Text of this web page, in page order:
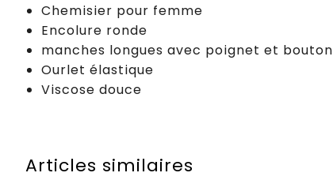
Chemisier pour femme
Encolure ronde
manches longues avec poignet et bouton
Ourlet élastique
Viscose douce
Articles similaires